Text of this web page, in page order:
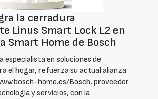
la cerradura
Linus Smart Lock L2 en
Smart Home de Bosch
especialista en soluciones de
el hogar, refuerza su actual alianza
home.es/Bosch, proveedor
y servicios, con la